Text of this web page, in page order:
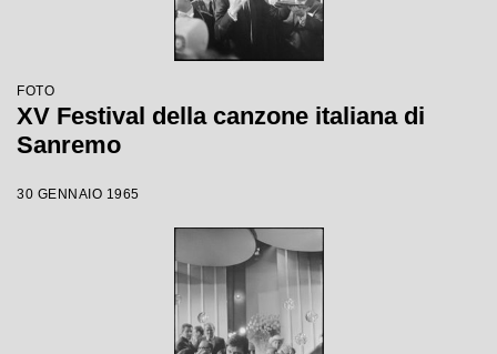
FOTO
XV Festival della canzone italiana di
Sanremo
30 GENNAIO 1965